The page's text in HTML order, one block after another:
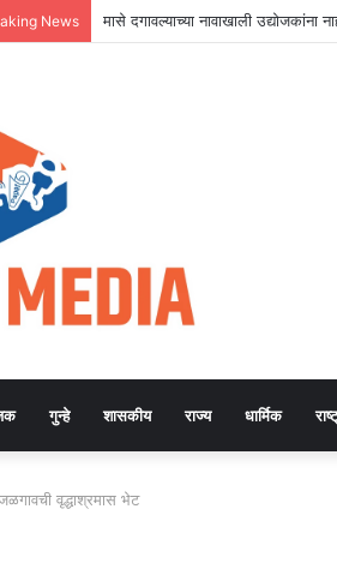
News मासे दगावल्याच्या नावाखाली
गुन्हे शासकीय राज्य धार्मिक
वृद्धाश्रमास भेट